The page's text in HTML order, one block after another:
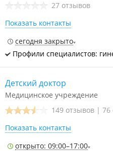
27 отзывов
Показать контакты
сегодня закрыто
Профили специалистов:
Детский доктор
Медицинское учреждение
149 отзывов | 76
Показать контакты
открыто: 09:00–17:00